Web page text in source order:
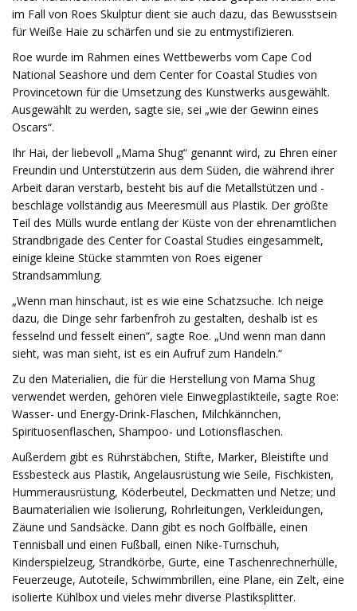
im Fall von Roes Skulptur dient sie auch dazu, das Bewusstsein
für Weiße Haie zu schärfen und sie zu entmystifizieren.
Roe wurde im Rahmen eines Wettbewerbs vom Cape Cod
National Seashore und dem Center for Coastal Studies von
Provincetown für die Umsetzung des Kunstwerks ausgewählt.
Ausgewählt zu werden, sagte sie, sei „wie der Gewinn eines
Oscars“.
Ihr Hai, der liebevoll „Mama Shug“ genannt wird, zu Ehren einer
Freundin und Unterstützerin aus dem Süden, die während ihrer
Arbeit daran verstarb, besteht bis auf die Metallstützen und -
beschläge vollständig aus Meeresmüll aus Plastik. Der größte
Teil des Mülls wurde entlang der Küste von der ehrenamtlichen
Strandbrigade des Center for Coastal Studies eingesammelt,
einige kleine Stücke stammten von Roes eigener
Strandsammlung.
„Wenn man hinschaut, ist es wie eine Schatzsuche. Ich neige
dazu, die Dinge sehr farbenfroh zu gestalten, deshalb ist es
fesselnd und fesselt einen“, sagte Roe. „Und wenn man dann
sieht, was man sieht, ist es ein Aufruf zum Handeln.“
Zu den Materialien, die für die Herstellung von Mama Shug
verwendet werden, gehören viele Einwegplastikteile, sagte Roe:
Wasser- und Energy-Drink-Flaschen, Milchkännchen,
Spirituosenflaschen, Shampoo- und Lotionsflaschen.
Außerdem gibt es Rührstäbchen, Stifte, Marker, Bleistifte und
Essbesteck aus Plastik, Angelausrüstung wie Seile, Fischkisten,
Hummerausrüstung, Köderbeutel, Deckmatten und Netze; und
Baumaterialien wie Isolierung, Rohrleitungen, Verkleidungen,
Zäune und Sandsäcke. Dann gibt es noch Golfbälle, einen
Tennisball und einen Fußball, einen Nike-Turnschuh,
Kinderspielzeug, Strandkörbe, Gurte, eine Taschenrechnerhülle,
Feuerzeuge, Autoteile, Schwimmbrillen, eine Plane, ein Zelt, eine
isolierte Kühlbox und vieles mehr diverse Plastiksplitter.